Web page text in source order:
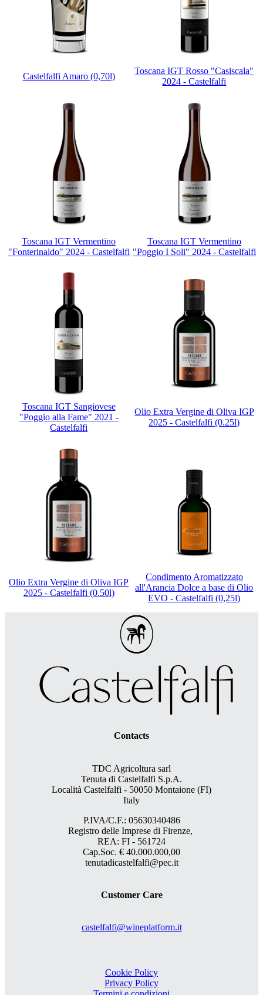
Castelfalfi Amaro (0,70l)
Toscana IGT Rosso "Casiscala"
2024 - Castelfalfi
Toscana IGT Vermentino
"Fonterinaldo" 2024 - Castelfalfi
Toscana IGT Vermentino
"Poggio I Soli" 2024 - Castelfalfi
Toscana IGT Sangiovese
"Poggio alla Fame" 2021 -
Castelfalfi
Olio Extra Vergine di Oliva IGP
2025 - Castelfalfi (0.25l)
Olio Extra Vergine di Oliva IGP
2025 - Castelfalfi (0.50l)
Condimento Aromatizzato
all'Arancia Dolce a base di Olio
EVO - Castelfalfi (0,25l)
Contacts
TDC Agricoltura sarl
Tenuta di Castelfalfi S.p.A.
Località Castelfalfi - 50050 Montaione (FI)
Italy
P.IVA/C.F.: 05630340486
Registro delle Imprese di Firenze,
REA: FI - 561724
Cap.Soc. € 40.000.000,00
tenutadicastelfalfi@pec.it
Customer Care
castelfalfi@wineplatform.it
Cookie Policy
Privacy Policy